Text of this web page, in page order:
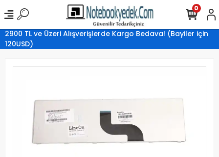
2900 TL ve Üzeri Alışverişlerde Kargo Bedava! (Bayiler için
120USD)
0